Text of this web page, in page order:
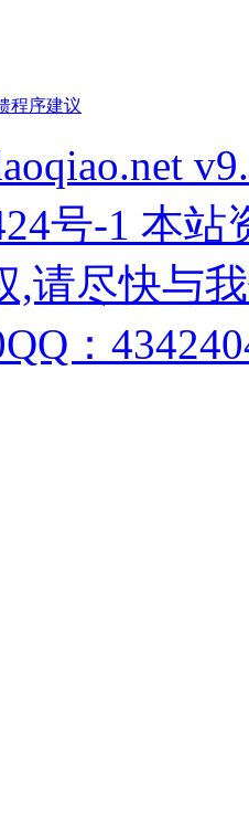
程序建议
号-1 本
,请尽快与
：